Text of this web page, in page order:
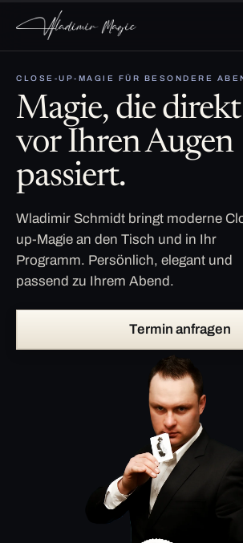
CLOSE-UP-MAGIE FÜR BESONDERE
Magie, die direkt
vor Ihren Augen
passiert.
Wladimir Schmidt bringt moderne
up-Magie an den Tisch und in Ihr
Programm. Persönlich, elegant und
passend zu Ihrem Abend.
Termin anfragen